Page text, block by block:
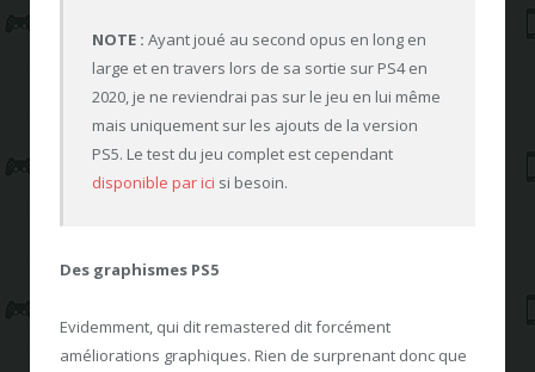
NOTE : Ayant joué au second opus en long en
large et en travers lors de sa sortie sur PS4 en
2020, je ne reviendrai pas sur le jeu en lui même
mais uniquement sur les ajouts de la version
PS5. Le test du jeu complet est cependant
disponible par ici si besoin.
Des graphismes PS5
Evidemment, qui dit remastered dit forcément
améliorations graphiques. Rien de surprenant donc que